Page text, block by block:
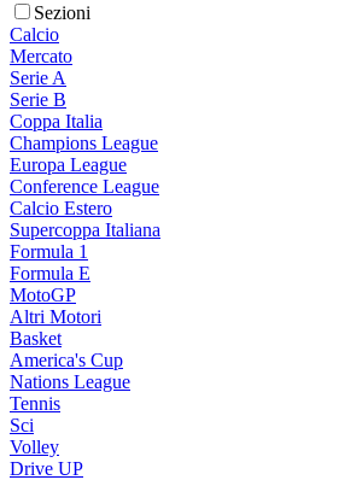
Sezioni
Calcio
Mercato
Serie A
Serie B
Coppa Italia
Champions League
Europa League
Conference League
Calcio Estero
Supercoppa Italiana
Formula 1
Formula E
MotoGP
Altri Motori
Basket
America's Cup
Nations League
Tennis
Sci
Volley
Drive UP